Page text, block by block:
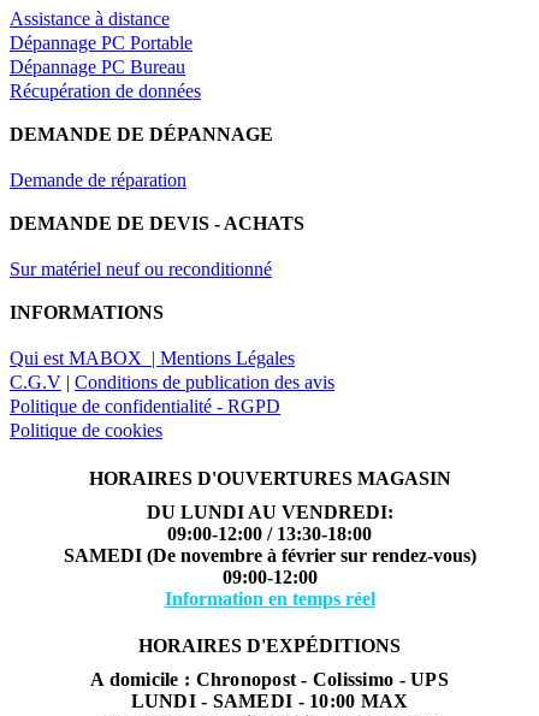
Assistance à distance
Dépannage PC Portable
Dépannage PC Bureau
Récupération de données
DEMANDE DE DÉPANNAGE
Demande de réparation
DEMANDE DE DEVIS - ACHATS
Sur matériel neuf ou reconditionné
INFORMATIONS
Qui est MABOX | Mentions Légales
C.G.V | Conditions de publication des avis
Politique de confidentialité - RGPD
Politique de cookies
HORAIRES D'OUVERTURES MAGASIN
DU LUNDI AU VENDREDI:
09:00-12:00 / 13:30-18:00
SAMEDI (De novembre à février sur rendez-vous)
09:00-12:00
Information en temps réel
HORAIRES D'EXPÉDITIONS
A domicile : Chronopost - Colissimo - UPS
LUNDI - SAMEDI - 10:00 MAX